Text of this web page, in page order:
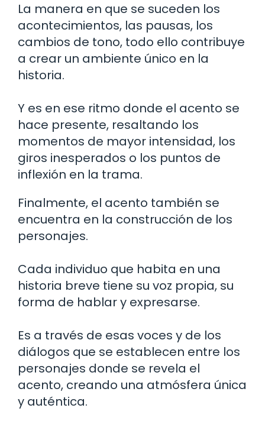
La manera en que se suceden los
acontecimientos, las pausas, los
cambios de tono, todo ello contribuye
a crear un ambiente único en la
historia.
Y es en ese ritmo donde el acento se
hace presente, resaltando los
momentos de mayor intensidad, los
giros inesperados o los puntos de
inflexión en la trama.
Finalmente, el acento también se
encuentra en la construcción de los
personajes.
Cada individuo que habita en una
historia breve tiene su voz propia, su
forma de hablar y expresarse.
Es a través de esas voces y de los
diálogos que se establecen entre los
personajes donde se revela el
acento, creando una atmósfera única
y auténtica.